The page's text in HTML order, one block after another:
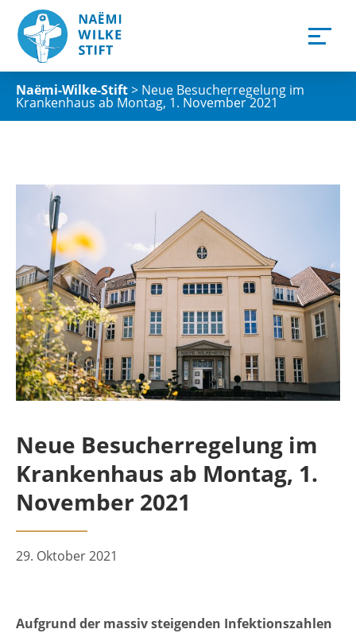
Naëmi-Wilke-Stift> Neue Besucherregelung im
Krankenhaus ab Montag, 1. November 2021
Neue Besucherregelung im
Krankenhaus ab Montag, 1.
November 2021
29. Oktober 2021
Aufgrund der massiv steigenden Infektionszahlen